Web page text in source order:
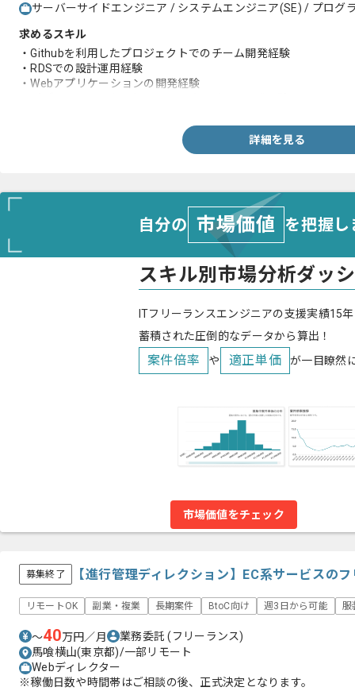
サーバーサイドエンジニア / システムエンジニア(SE) / プログ
求めるスキル
・Githubを利用したプロジェクトでのチーム開発経験
・RDSでの設計運用経験
・Webアプリケーションの開発経験
詳細を見る
自分の 市場価値 を把握
スキル別市場分析ダッ
ITフリーランスエンジニアの支援実績15
蓄積された圧倒的なデータから算出！
案件倍率 や 適正単価 が一目瞭然
市場価値をチェック
募集終了 【進行管理ディレクション】EC系サービスの
リモートOK 副業・複業 長期案件 BtoC向け 週3日から可能 服
〜40万円／月 業務委託(フリーランス)
馬喰横山(東京都)/一部リモート
Webディレクター
※稼働日数や時間帯はご相談の後、正式決定となります。